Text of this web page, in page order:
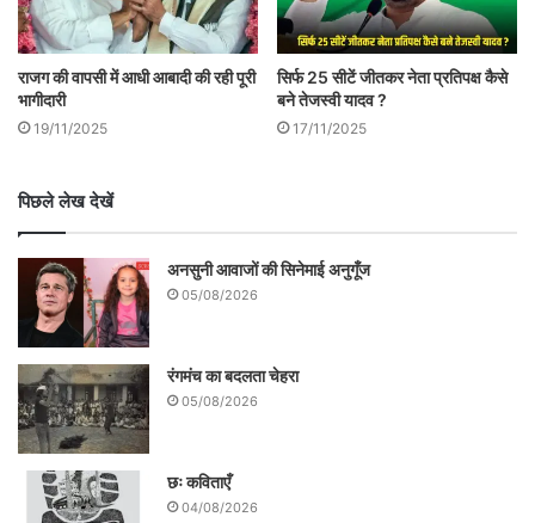
राजग की वापसी में आधी आबादी की रही पूरी
भागीदारी
19/11/2025
सिर्फ 25 सीटें जीतकर नेता प्रतिपक्ष कैसे
बने तेजस्वी यादव ?
17/11/2025
पिछले लेख देखें
अनसुनी आवाजों की सिनेमाई अनुगूँज
05/08/2026
रंगमंच का बदलता चेहरा
05/08/2026
छः कविताएँ
04/08/2026